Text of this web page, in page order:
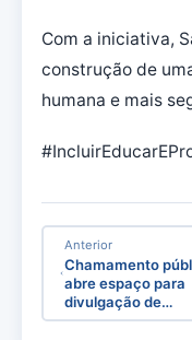
Com a iniciativa,
construção de
humana e mais
Anterior
Chamamento
abre espaço para
divulgação de…